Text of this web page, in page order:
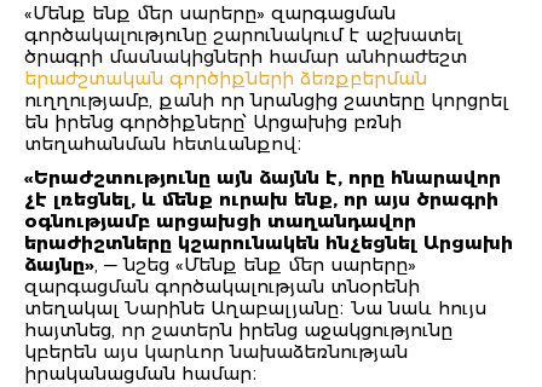
«Մենք ենք մեր սարերը» զարգացման
գործակալությունը շարունակում է աշխատել
ծրագրի մասնակիցների համար անհրաժեշտ
երաժշտական գործիքների ձեռքբերման
ուղղությամբ, քանի որ նրանցից շատերը կորցրել
են իրենց գործիքները՝ Արցախից բռնի
տեղահանման հետևանքով։
«Երաժշտությունը այն ձայնն է, որը հնարավոր
չէ լռեցնել, և մենք ուրախ ենք, որ այս ծրագրի
օգնությամբ արցախցի տաղանդավոր
երաժիշտները կշարունակեն հնչեցնել Արցախի
ձայնը», — նշեց «Մենք ենք մեր սարերը»
զարգացման գործակալության տնօրենի
տեղակալ Նարինե Աղաբալյանը։ Նա նաև հույս
հայտնեց, որ շատերն իրենց աջակցությունը
կբերեն այս կարևոր նախաձեռնության
իրականացման համար։